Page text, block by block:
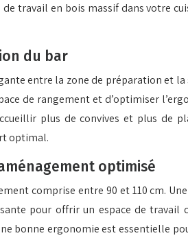
travail en bois massif dans votre
du bar
entre la zone de préparation et
de rangement et d’optimiser
plus de convives et plus de
optimal.
optimisé
comprise entre 90 et 110 cm.
pour offrir un espace de
bonne ergonomie est essentielle